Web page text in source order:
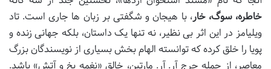
خاطره، سوگ، خار، با هیجان و شگفتی بر زبان ها جاری است. تاد
ویلیامز در این اثر بی نظیر، نه تنها یک داستان، بلکه جهانی زنده و
پویا را خلق کرده که توانسته الهام بخش بسیاری از نویسندگان بزرگ
معاصر، از جمله جرج آر. آر. مارتین، خالق «نغمه یخ و آتش» باشد.